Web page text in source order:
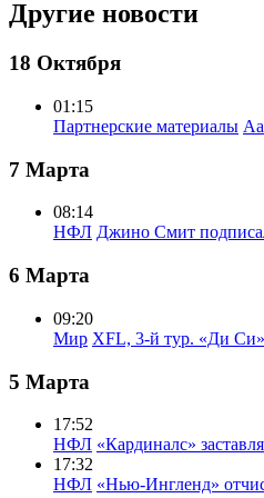
Другие новости
18 Октября
01:15
Партнерские материалы
7 Марта
08:14
НФЛ Джино Смит
6 Марта
09:20
Мир XFL, 3-й тур. «Ди Си»
5 Марта
17:52
НФЛ «Кардиналс»
17:32
НФЛ «Нью-Ингленд»